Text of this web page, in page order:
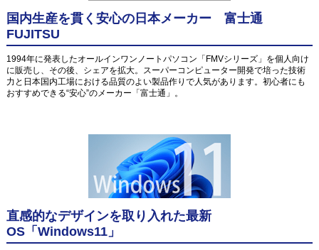
国内生産を貫く安心の日本メーカー 富士通
FUJITSU
1994年に発表したオールインワンノートパソコン「FMVシリーズ」を個人向け
に販売し、その後、シェアを拡大。スーパーコンピューター開発で培った技術
力と日本国内工場における品質のよい製品作りで人気があります。初心者にも
おすすめできる“安心”のメーカー「富士通」。
直感的なデザインを取り入れた最新
OS「Windows11」